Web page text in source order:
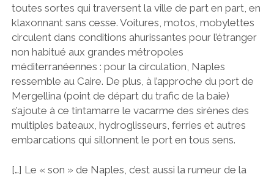
toutes sortes qui traversent la ville de part en part, en
klaxonnant sans cesse. Voitures, motos, mobylettes
circulent dans conditions ahurissantes pour l’étranger
non habitué aux grandes métropoles
méditerranéennes : pour la circulation, Naples
ressemble au Caire. De plus, à l’approche du port de
Mergellina (point de départ du trafic de la baie)
s’ajoute à ce tintamarre le vacarme des sirènes des
multiples bateaux, hydroglisseurs, ferries et autres
embarcations qui sillonnent le port en tous sens.
[…] Le « son » de Naples, c’est aussi la rumeur de la